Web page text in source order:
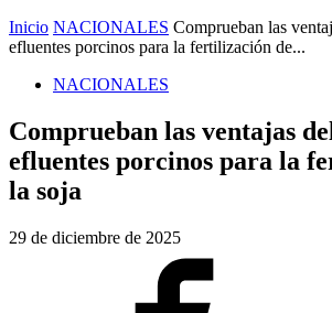
Inicio NACIONALES Comprueban las
efluentes porcinos para la fertilización de...
NACIONALES
Comprueban las ventajas
efluentes porcinos para la
la soja
29 de diciembre de 2025